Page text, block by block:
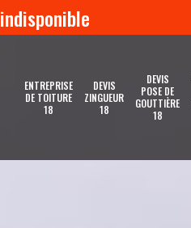
indisponible
ENTREPRISE
DE TOITURE
18
DEVIS
ZINGUEUR
18
DEVIS
POSE DE
GOUTTIÈRE
18